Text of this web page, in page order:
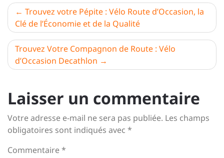
Navigation
de
l’article
Trouvez votre Pépite : Vélo Route d’Occasion, la
Clé de l’Économie et de la Qualité
Trouvez Votre Compagnon de Route : Vélo
d’Occasion Decathlon
Laisser un commentaire
Votre adresse e-mail ne sera pas publiée. Les champs
obligatoires sont indiqués avec *
Commentaire*